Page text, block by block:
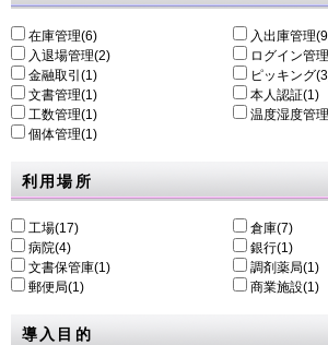
在庫管理(6) 入出庫管理
入退場管理(2)
ログイン管
金融取引(1)
ピッキング
文書管理(1)
本人認証(1)
工数管理(1)
温度湿度管
個体管理(1)
利用場所
工場(17) 倉庫(7)
病院(4)
銀行(1)
文書保管庫(1)
調剤薬局(1)
郵便局(1)
商業施設(1)
導入目的